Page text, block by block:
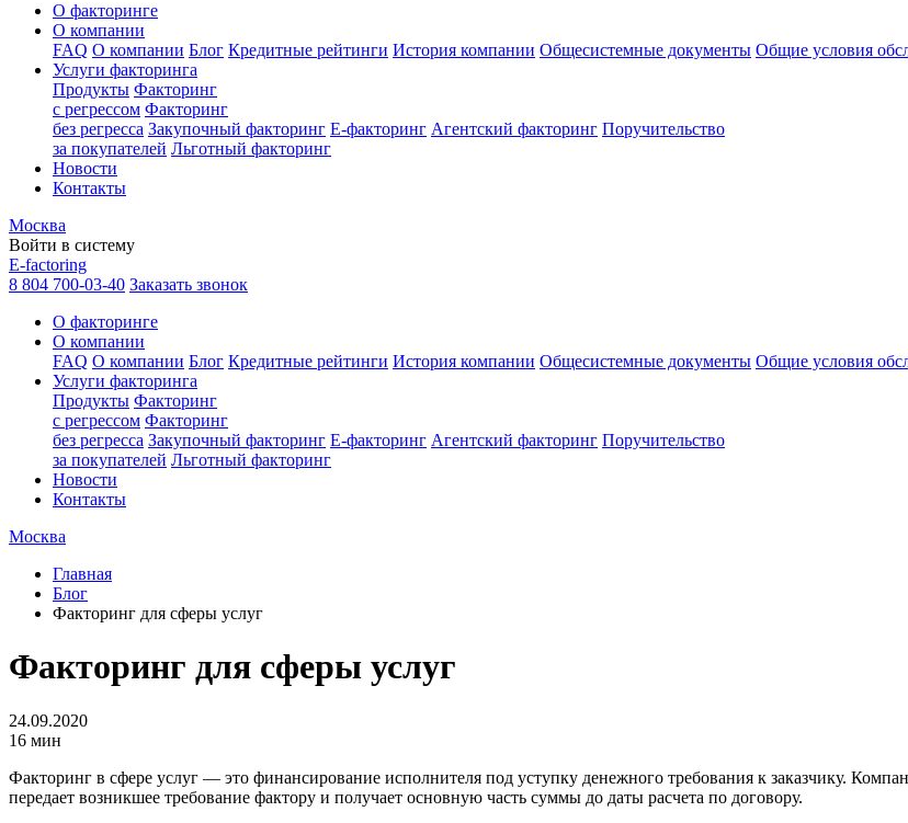
О факторинге
О компании
FAQ О компании Блог Кредитные рейтинги История компании Общесистемные документы Общие условия
Услуги факторинга
Продукты Факторинг
с регрессом Факторинг
без регресса Закупочный факторинг E-факторинг Агентский факторинг Поручительство
за покупателей Льготный факторинг
Новости
Контакты
Москва
Войти в систему
E-factoring
8 804 700-03-40 Заказать звонок
О факторинге
О компании
FAQ О компании Блог Кредитные рейтинги История компании Общесистемные документы Общие условия
Услуги факторинга
Продукты Факторинг
с регрессом Факторинг
без регресса Закупочный факторинг E-факторинг Агентский факторинг Поручительство
за покупателей Льготный факторинг
Новости
Контакты
Москва
Главная
Блог
Факторинг для сферы услуг
Факторинг для сферы услуг
24.09.2020
16 мин
Факторинг в сфере услуг — это финансирование исполнителя под уступку денежного требования к заказчику.
передает возникшее требование фактору и получает основную часть суммы до даты расчета по договору.